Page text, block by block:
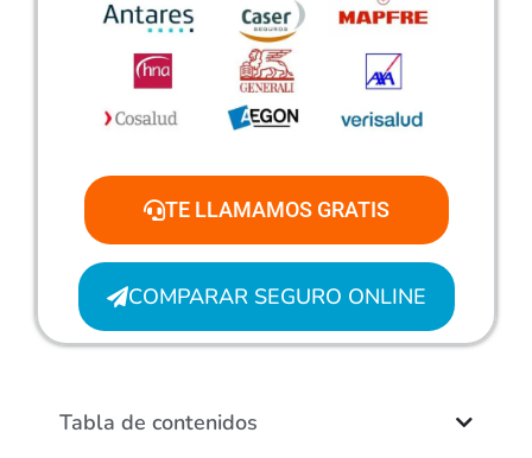
TE LLAMAMOS GRATIS
COMPARAR SEGURO ONLINE
Tabla de contenidos